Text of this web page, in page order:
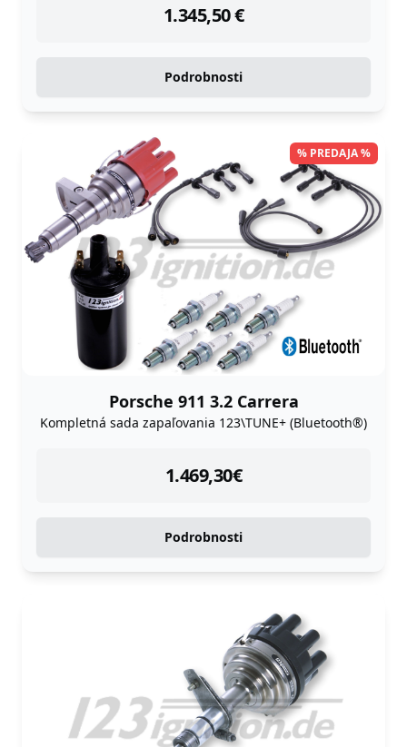
1.345,50€
Podrobnosti
% PREDAJA %
Porsche 911 3.2 Carrera
Kompletná sada zapaľovania 123\TUNE+ (Bluetooth®)
1.469,30€
instock
Podrobnosti